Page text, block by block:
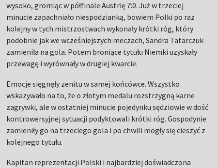
wysoko, gromiąc w półfinale Austrię 7:0. Już w trzeciej
minucie zapachniało niespodzianką, bowiem Polki po raz
kolejny w tych mistrzostwach wykonały krótki róg, który
podobnie jak we wcześniejszych meczach, Sandra Tatarczuk
zamieniła na gola. Potem broniące tytułu Niemki uzyskały
przewagę i wyrównały w drugiej kwarcie.
Emocje sięgnęły zenitu w samej końcówce. Wszystko
wskazywało na to, że o złotym medalu rozstrzygną karne
zagrywki, ale w ostatniej minucie pojedynku sędziowie w dość
kontrowersyjnej sytuacji podyktowali krótki róg. Gospodynie
zamieniły go na trzeciego gola i po chwili mogły się cieszyć z
kolejnego tytułu.
Kapitan reprezentacji Polski i najbardziej doświadczona